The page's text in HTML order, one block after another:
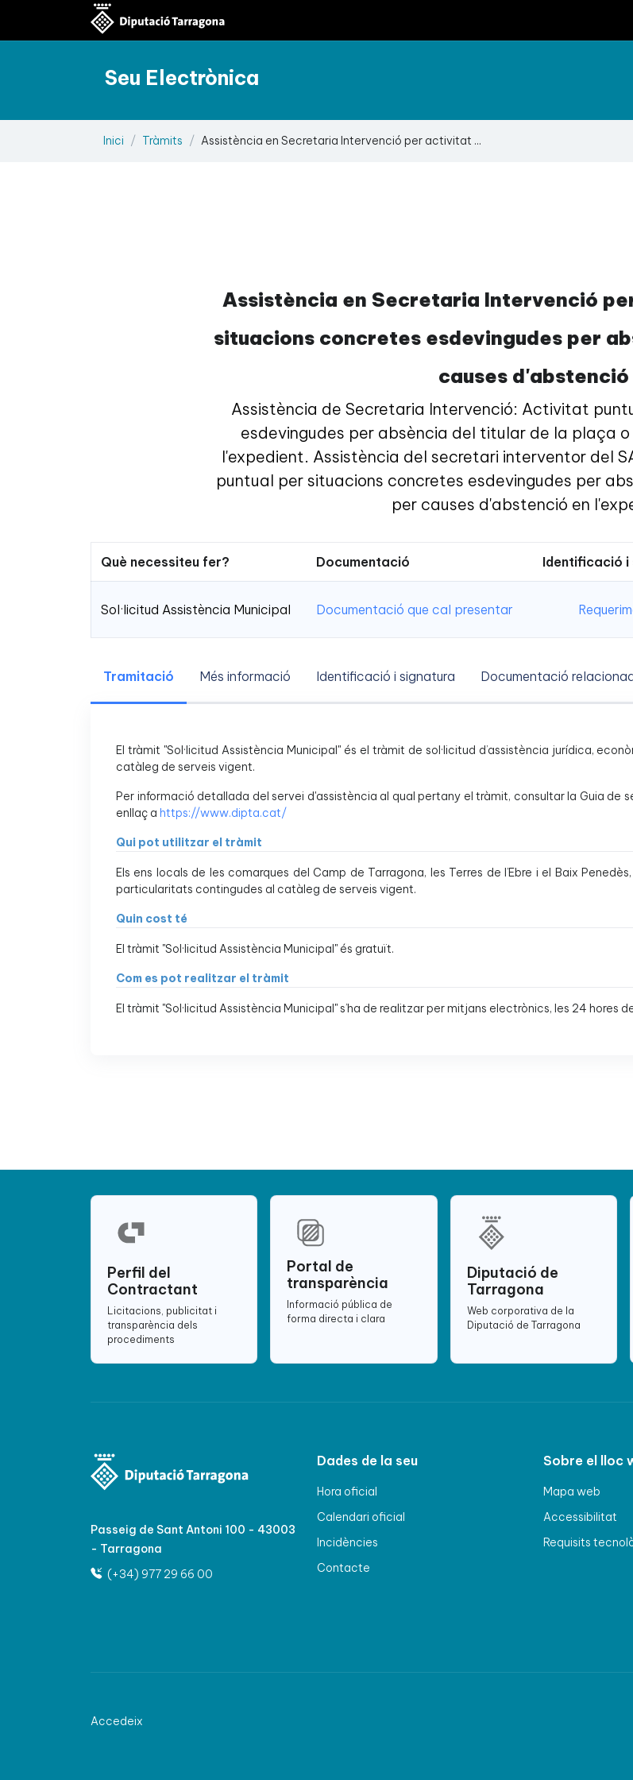
Seu Electrònica
Inici Tràmits Assistència en Secretaria Intervenció per activitat ...
Assistència en Secretaria Intervenció
situacions concretes esdevingudes per
causes d'abstenció
Assistència de Secretaria Intervenció: Activitat
esdevingudes per absència del titular de la plaça
l'expedient. Assistència del secretari interventor del
puntual per situacions concretes esdevingudes per
per causes d'abstenció en
Què necessiteu fer? Documentació Identificació i
Sol·licitud Assistència Municipal Documentació que cal presentar
Tramitació Més informació Identificació i signatura Documentació
El tràmit "Sol·licitud Assistència Municipal" és el tràmit de sol·licitud d’assistència jurídica,
catàleg de serveis vigent.
Per informació detallada del servei d'assistència al qual pertany el tràmit, consultar la Guia de
enllaç a https://www.dipta.cat/
Qui pot utilitzar el tràmit
Els ens locals de les comarques del Camp de Tarragona, les Terres de l’Ebre i el Baix
particularitats contingudes al catàleg de serveis vigent.
Quin cost té
El tràmit "Sol·licitud Assistència Municipal" és gratuït.
Com es pot realitzar el tràmit
El tràmit "Sol·licitud Assistència Municipal" s’ha de realitzar per mitjans electrònics, les 24 hores
Perfil del
Contractant
Licitacions, publicitat i
transparència dels
procediments
Portal de
transparència
Informació pública de
forma directa i clara
Diputació de
Tarragona
Web corporativa de la
Diputació de Tarragona
Passeig de Sant Antoni 100 - 43003
- Tarragona
(+34) 977 29 66 00
Dades de la seu
Hora oficial
Calendari oficial
Incidències
Contacte
Sobre el lloc
Mapa web
Accessibilitat
Requisits
Accedeix